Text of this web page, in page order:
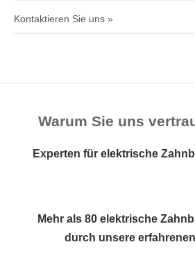
Kontaktieren Sie uns
Warum Sie uns
Experten für elektrische
Mehr als 80 elektrische
durch unsere